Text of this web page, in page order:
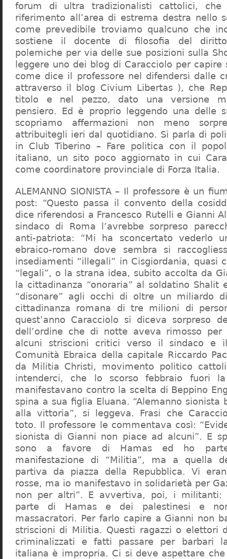
forum di ultra tradizionalisti cattolici,
riferimento all’area di estrema destra nello
come prevedibile troviamo qualcuno che
sostiene il docente di filosofia del
polemiche per via delle sue posizioni sulla
leggere uno dei blog di Caracciolo per
come dice il professore nel difendersi dalle
attraverso il blog Civium Libertas ), che
titolo e nel pezzo, dato una versione
pensiero. Ed è proprio leggendo una delle
scopriamo affermazioni non meno
attribuitegli ieri dal quotidiano. Si parla di
in Club Tiberino – Fare politica con il
italiano, un sito poco aggiornato in cui
come coordinatore provinciale di Forza Italia.
ALEMANNO SIONISTA – Il professore è un
post: “Questo passa il convento della
dice riferendosi a Francesco Rutelli e Gianni
sindaco di Roma l’avrebbe sorpreso
anti-patriota: “Mi ha sconcertato vederlo
ebraico-romano dove sembra si
insediamenti “illegali” in Cisgiordania, quasi
“legali”, o la strana idea, subito accolta da
la cittadinanza “onoraria” al soldatino Shalit
“disonare” agli occhi di oltre un miliardo
cittadinanza romana di tre milioni di
quest’anno Caracciolo si diceva sorpreso
dell’ordine che di notte aveva rimosso
alcuni striscioni critici verso il sindaco e
Comunità Ebraica della capitale Riccardo
da Militia Christi, movimento politico
intenderci, che lo scorso febbraio fuori
manifestavano contro la scelta di Beppino
spina a sua figlia Eluana. “Alemanno sionista
alla vittoria”, si leggeva. Frasi che
toto. Il professore le commentava così:
sionista di Gianni non piace ad alcuni”. E
sono a favore di Hamas ed ho
manifestazione di “Militia”, ma a quella
partiva da piazza della Repubblica. Vi
rosse, ma io manifestavo in solidarietà per
non per altri”. E avvertiva, poi, i militanti:
parte di Hamas e dei palestinesi e
massacratori. Per farlo capire a Gianni non
striscioni di Militia. Questi ragazzi o elettori
criminalizzati e fatti passare per barbari
italiana è impropria. Ci si deve aspettare